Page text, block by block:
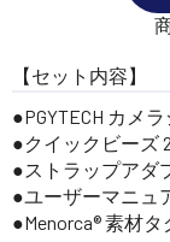
【セット内容】
PGYTECH カメ
クイックビーズ
ストラップアダ
ユーザーマニュ
Menorca® 素材タ